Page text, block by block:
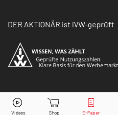
HelloFresh Aktie jetzt handeln?
DER AKTIONÄR ist IVW-geprüft
© Copyright 2026